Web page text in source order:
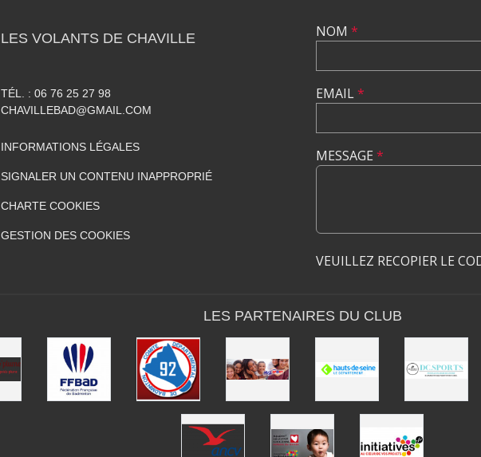
LES VOLANTS DE CHAVILLE
TÉL. : 06 76 25 27 98
CHAVILLEBAD@GMAIL.COM
INFORMATIONS LÉGALES
SIGNALER UN CONTENU INAPPROPRIÉ
CHARTE COOKIES
GESTION DES COOKIES
NOM *
EMAIL*
MESSAGE *
VEUILLEZ RECOPIER LE
LES PARTENAIRES DU CLUB